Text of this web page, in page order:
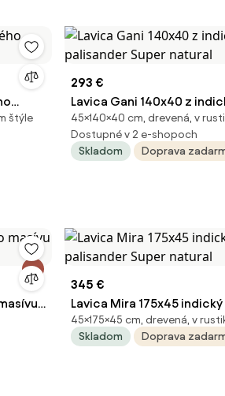
štýle
293 €
Lavica Gani 140x40 z
palisander Super natural
45×140×40 cm, drevená, v
Dostupné v 2 e-shopoch
Skladom
Doprava
345 €
Lavica Mira 175x45
palisander Super natural
45×175×45 cm, drevená, v
Skladom
Doprava